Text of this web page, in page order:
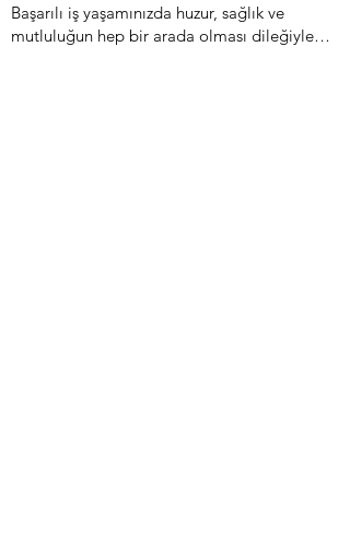
Başarılı iş yaşamınızda huzur, sağlık ve
mutluluğun hep bir arada olması dileğiyle…